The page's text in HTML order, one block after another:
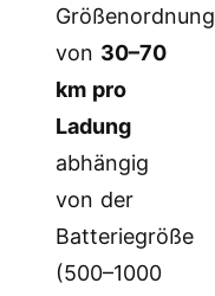
Größenordnung
von 30–70
km pro
Ladung
abhängig
von der
Batteriegröße
(500–1000